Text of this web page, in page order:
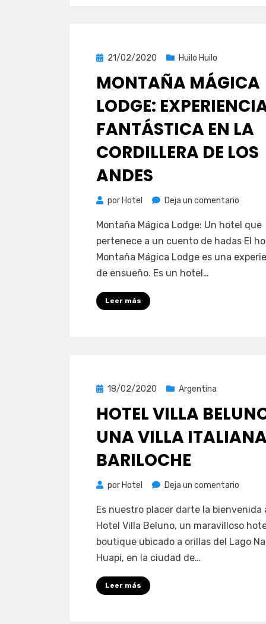
Publicada
21/02/2020 Huilo Huilo
MONTAÑA MÁGICA
LODGE:
FANTÁSTICA EN LA
CORDILLERA DE LOS
ANDES
por Hotel Deja un comentario
Mágica
Lodge:
Montaña Mágica Lodge: Un hotel que
pertenece a un cuento de hadas El
Montaña Mágica Lodge es una
de ensueño. Es un hotel…
Leer más
Publicada
18/02/2020 Argentina
HOTEL VILLA
UNA VILLA
BARILOCHE
por Hotel Deja un comentario
Villa
Beluno,
una
Es nuestro placer darte la bienvenida
Hotel Villa Beluno, un maravilloso
boutique ubicado a orillas del Lago
Huapi, en la ciudad de…
Leer más